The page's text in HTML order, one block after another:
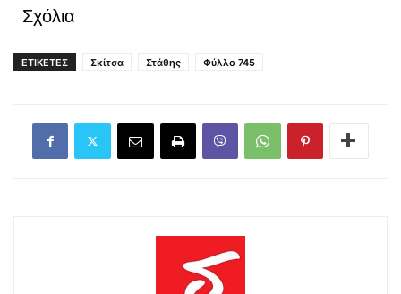
Σχόλια
ΕΤΙΚΕΤΕΣ Σκίτσα Στάθης Φύλλο 745